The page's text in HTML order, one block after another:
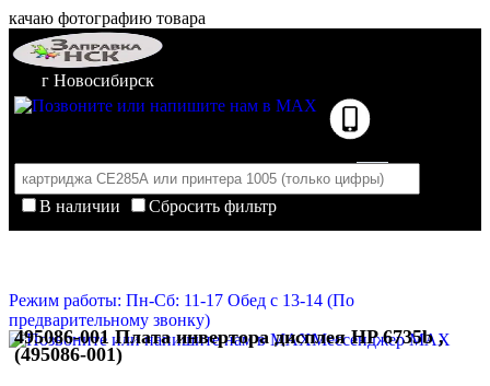
качаю фотографию товара
г Новосибирск
В наличии
Сбросить фильтр
Корзина пуста
Режим работы: Пн-Сб: 11-17 Обед с 13-14 (По
предварительному звонку)
Мессенджер MAX
495086-001 Плата инвертора дисплея HP 6735b ,
(495086-001)